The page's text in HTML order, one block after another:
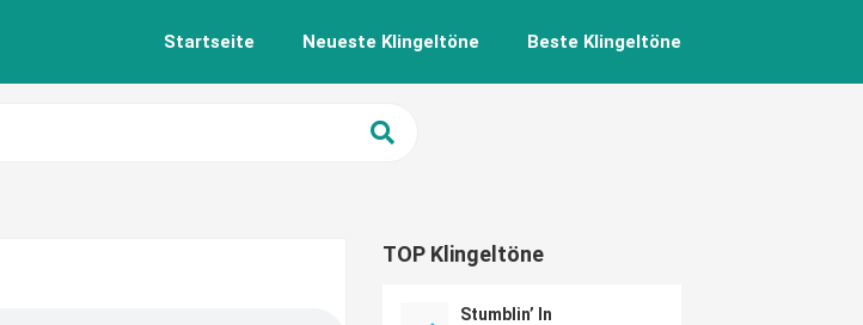
Startseite Neueste Klingeltöne Beste Klingeltöne
TOP Klingeltöne
Stumblin’ In